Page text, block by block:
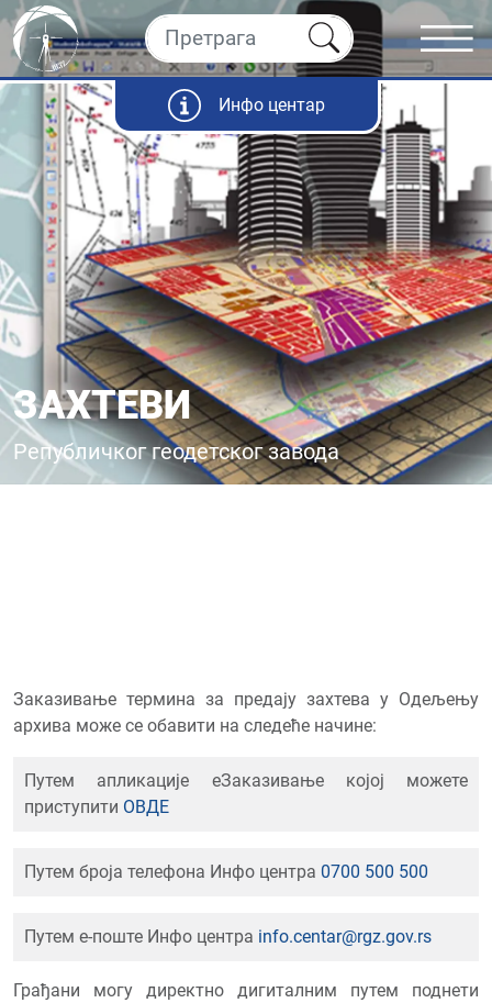
Инфо центар
ЗАХТЕВИ
Републичког геодетског завода
Заказивање термина за предају захтева у Одељењу
архива може се обавити на следеће начине:
Путем апликације еЗаказивање којој можете
приступити ОВДЕ
Путем броја телефона Инфо центра 0700 500 500
Путем е-поште Инфо центра info.centar@rgz.gov.rs
Грађани могу директно дигиталним путем поднети